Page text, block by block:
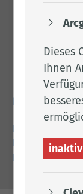
Rechtliches
Impressum
Datenschutz
Barrierefreiheit
Dieses
Ihnen
inaktiv